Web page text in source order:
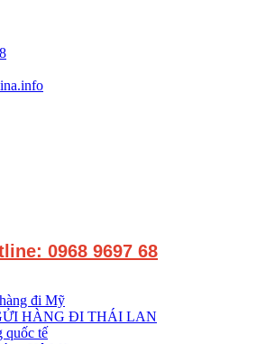
0968 9697 68
đi Mỹ
HÀNG ĐI THÁI LAN
quốc tế